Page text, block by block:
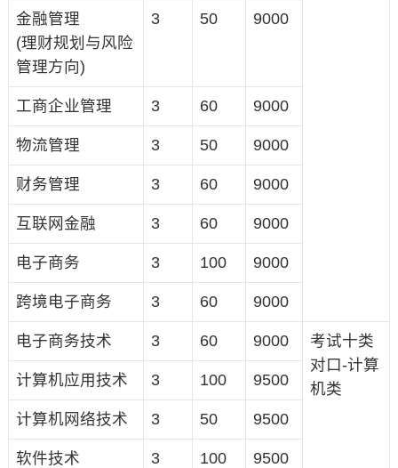
金融管理
(理财规划与风险
管理方向)
3 50 9000
工商企业管理 3 60 9000
物流管理 3 50 9000
财务管理 3 60 9000
互联网金融 3 60 9000
电子商务 3 100 9000
跨境电子商务 3 60 9000
电子商务技术 3 60 9000
考试十类
对口-计算
机类
计算机应用技术 3 100 9500
计算机网络技术 3 50 9500
软件技术 3 100 9500